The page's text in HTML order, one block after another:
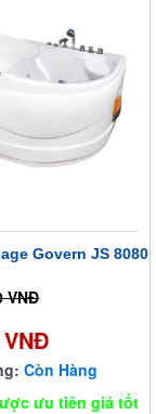
Govern JS 8080
VNĐ
Còn Hàng
ưu tiên giá tốt